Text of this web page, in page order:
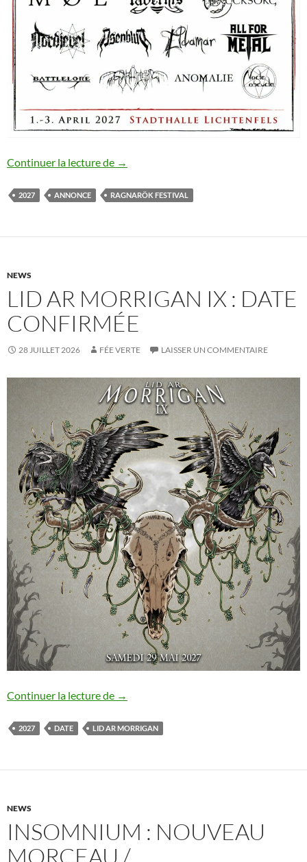
Continuer la lecture de Ragnarök festival XXII : annonce #21
→
2027 ANNONCE RAGNARÖK FESTIVAL
NEWS
LID AR MORRIGAN IX : DATE
CONFIRMÉE
28 JUILLET 2026 FÉE VERTE LAISSER UN COMMENTAIRE
Continuer la lecture de Lid Ar Morrigan IX : date confirmée
→
2027 DATE LID AR MORRIGAN
NEWS
INSOMNIUM : NOUVEAU
MORCEAU /